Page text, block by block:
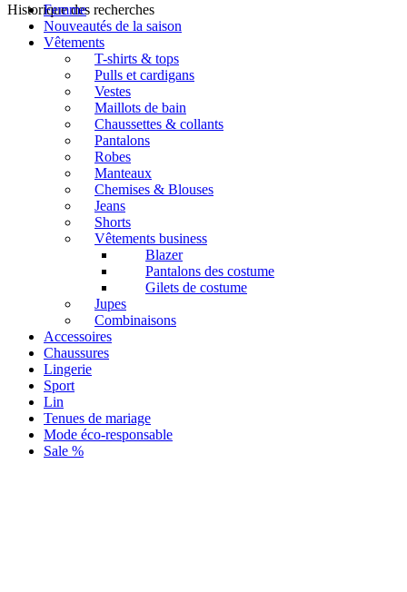
Historique des recherches
Femme
Nouveautés de la saison
Vêtements
T-shirts & tops
Pulls et cardigans
Vestes
Maillots de bain
Chaussettes & collants
Pantalons
Robes
Manteaux
Chemises & Blouses
Jeans
Shorts
Vêtements business
Blazer
Pantalons des costume
Gilets de costume
Jupes
Combinaisons
Accessoires
Chaussures
Lingerie
Sport
Lin
Tenues de mariage
Mode éco-responsable
Sale %